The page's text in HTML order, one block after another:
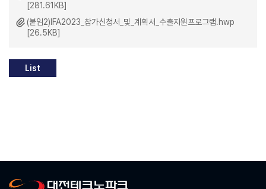
[281.61KB]
(붙임2)IFA2023_참가신청서_및_계획서_수출지원프로그램.hwp
[26.5KB]
List